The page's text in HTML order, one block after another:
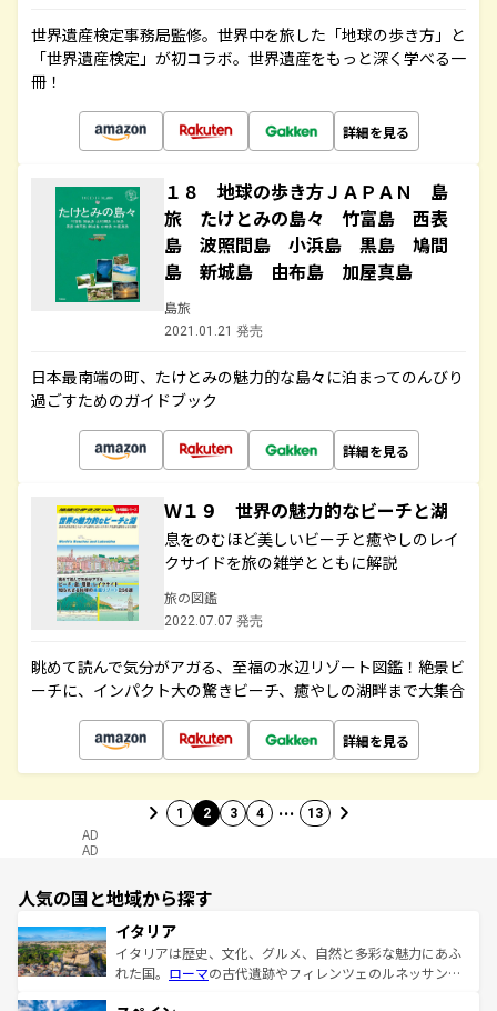
世界遺産検定事務局監修。世界中を旅した「地球の歩き方」と
「世界遺産検定」が初コラボ。世界遺産をもっと深く学べる一
冊！
詳細を見る
１８ 地球の歩き方ＪＡＰＡＮ 島
旅 たけとみの島々 竹富島 西表
島 波照間島 小浜島 黒島 鳩間
島 新城島 由布島 加屋真島
島旅
2021.01.21 発売
日本最南端の町、たけとみの魅力的な島々に泊まってのんびり
過ごすためのガイドブック
詳細を見る
Ｗ１９ 世界の魅力的なビーチと湖
息をのむほど美しいビーチと癒やしのレイ
クサイドを旅の雑学とともに解説
旅の図鑑
2022.07.07 発売
眺めて読んで気分がアガる、至福の水辺リゾート図鑑！絶景ビ
ーチに、インパクト大の驚きビーチ、癒やしの湖畔まで大集合
詳細を見る
1 2 3 4 … 13
AD
AD
人気の国と地域から探す
イタリア
イタリアは歴史、文化、グルメ、自然と多彩な魅力にあふ
れた国。 ローマの古代遺跡やフィレンツェのルネッサンス